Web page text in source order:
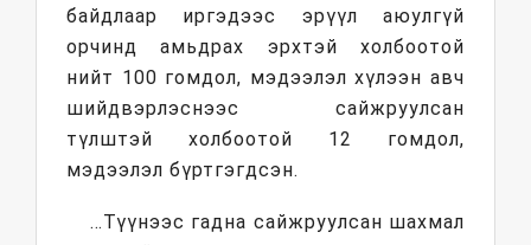
байдлаар иргэдээс эрүүл аюулгүй
орчинд амьдрах эрхтэй холбоотой
нийт 100 гомдол, мэдээлэл хүлээн авч
шийдвэрлэснээс сайжруулсан
түлштэй холбоотой 12 гомдол,
мэдээлэл бүртгэгдсэн.
…Түүнээс гадна сайжруулсан шахмал